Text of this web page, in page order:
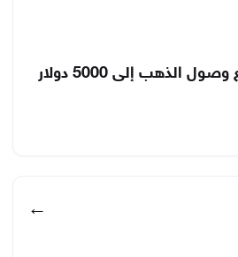
بنك يو.بي.إس يتوقع وصول الذهب إلى 5000 دولار
←